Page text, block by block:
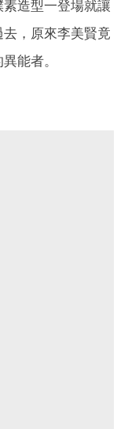
造型一登場就讓
，原來李美賢竟
能者。